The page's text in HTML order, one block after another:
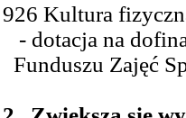
926 Kultura
- dotacja na
Funduszu Zajęć